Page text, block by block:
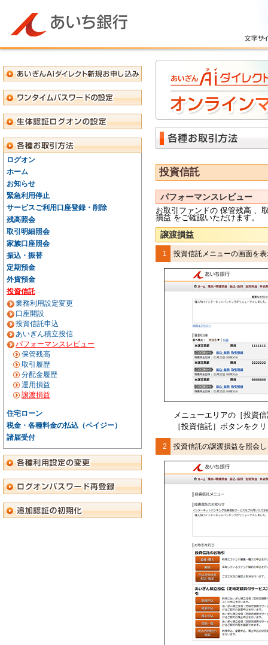
ログオン
ホーム
お知らせ
緊急利用停止
サービスご利用口座登録・削除
残高照会
取引明細照会
家族口座照会
振込・振替
定期預金
外貨預金
投資信託
業務利用設定変更
口座開設
投資信託申込
あいぎん積立投信
パフォーマンスレビュー
保管残高
取引履歴
分配金履歴
運用損益
譲渡損益
住宅ローン
税金・各種料金の払込（ペイジー）
諸届受付
投資信託
パフォーマンスレビュー
お取引ファンドの 保管残高 、
損益 をご確認いただけます。
譲渡損益
1 投資信託メニューの画面を
メニューエリアの［投資
［投資信託］ボタンをク
2 投資信託の譲渡損益を照会